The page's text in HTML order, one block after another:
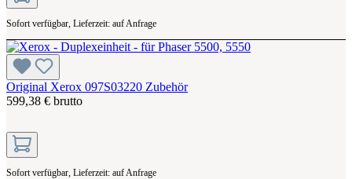
Sofort verfügbar, Lieferzeit: auf Anfrage
Original Xerox 097S03220 Zubehör
599,38 € brutto
Sofort verfügbar, Lieferzeit: auf Anfrage